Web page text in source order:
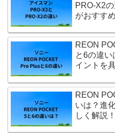
PRO-X2
がおすす
REON
と6の違い
イントを
REON
いは？進
しく解説！